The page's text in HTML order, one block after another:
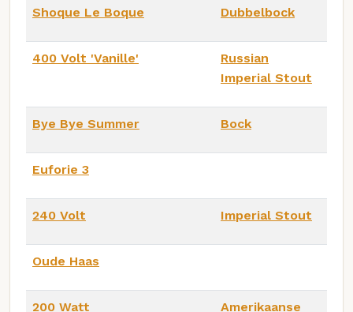
Shoque Le Boque Dubbelbock
400 Volt 'Vanille'
Russian
Imperial Stout
Bye Bye Summer Bock
Euforie 3
240 Volt Imperial Stout
Oude Haas
200 Watt
Amerikaanse